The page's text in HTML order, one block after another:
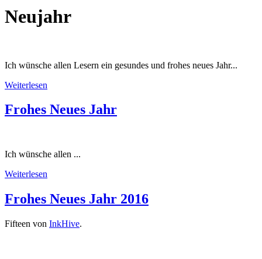
Neujahr
Ich wünsche allen Lesern ein gesundes und frohes neues Jahr...
Weiterlesen
Frohes Neues Jahr
Ich wünsche allen ...
Weiterlesen
Frohes Neues Jahr 2016
Fifteen von InkHive.